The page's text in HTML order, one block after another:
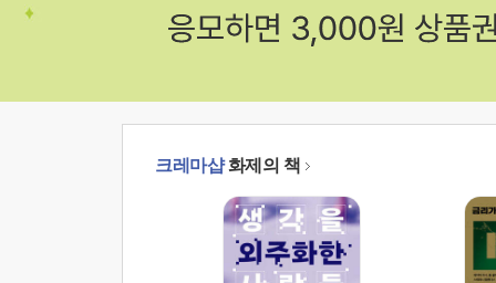
크레마샵화제의 책